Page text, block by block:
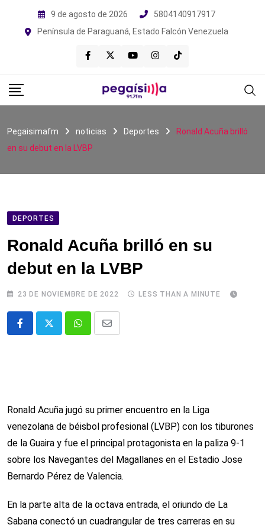
9 de agosto de 2026
5804140917917
Península de Paraguaná, Estado Falcón Venezuela
Pegaisimafm noticias Deportes
Ronald Acuña brilló
en su debut en la LVBP
DEPORTES
Ronald Acuña brilló en su
debut en la LVBP
23 DE NOVIEMBRE DE 2022 LESS THAN A MINUTE
WhatsappComparte
Ronald Acuña jugó su primer encuentro en la Liga
venezolana de béisbol profesional (LVBP) con los tiburones
de la Guaira y fue el principal protagonista en la paliza 9-1
sobre los Navegantes del Magallanes en el Estadio Jose
Bernardo Pérez de Valencia.
En la parte alta de la octava entrada, el oriundo de La
Sabana conectó un cuadrangular de tres carreras en su